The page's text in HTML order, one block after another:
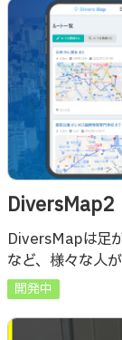
DiversMap2
DiversMapは足
など、様々な人
有できる、バリ
開発中